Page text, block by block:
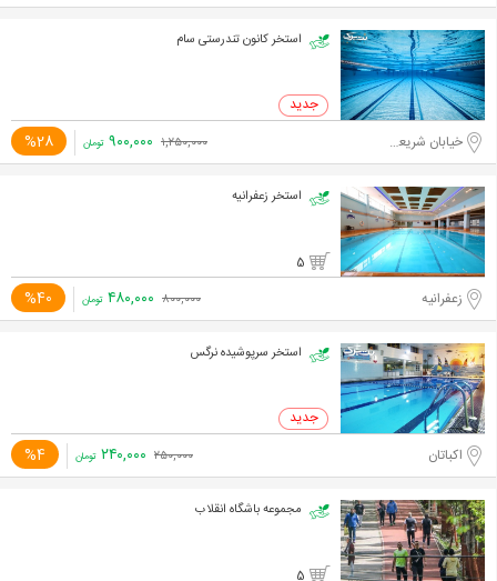
استخر کانون تندرستی سام
خیابان شریعتی، خیابان ظفر %28 ۱,۲۵۰,۰۰۰ ۹۰۰,۰۰۰ تومان
استخر زعفرانیه
5
زعفرانیه %40 ۸۰۰,۰۰۰ ۴۸۰,۰۰۰ تومان
استخر سرپوشیده نرگس
اکباتان %4 ۲۵۰,۰۰۰ ۲۴۰,۰۰۰ تومان
مجموعه باشگاه انقلاب
5